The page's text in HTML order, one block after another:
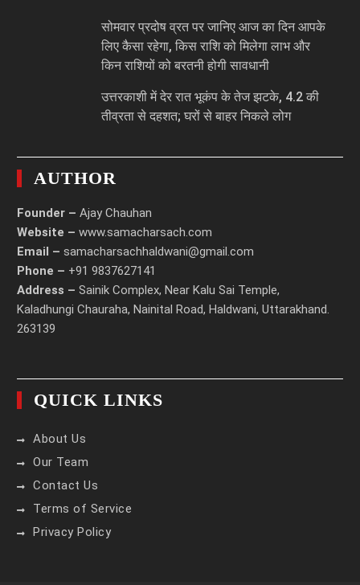
सोमवार प्रदोष व्रत पर जानिए आज का दिन आपके
लिए कैसा रहेगा, किस राशि को मिलेगा लाभ और
किन राशियों को बरतनी होगी सावधानी
उत्तरकाशी में देर रात भूकंप के तेज झटके, 4.2 की
तीव्रता से दहशत; घरों से बाहर निकले लोग
AUTHOR
Founder – Ajay Chauhan
Website – www.samacharsach.com
Email – samacharsachhaldwani@gmail.com
Phone – +91 9837627141
Address – Sainik Complex, Near Kalu Sai Temple,
Kaladhungi Chauraha, Nainital Road, Haldwani, Uttarakhand.
263139
QUICK LINKS
About Us
Our Team
Contact Us
Terms of Service
Privacy Policy